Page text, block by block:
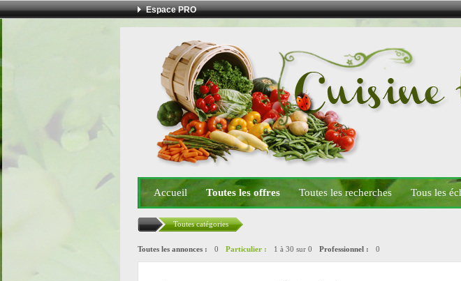
Espace PRO
Accueil Toutes les offres Toutes les recherches Tous les
Toutes catégories
Toutes les annonces : 0 Particulier : 1 à 30 sur 0 Professionnel : 0